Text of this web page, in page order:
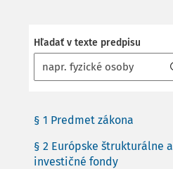
Hľadať v texte predpisu
§ 1 Predmet zákona
§ 2 Európske štrukturálne a
investičné fondy